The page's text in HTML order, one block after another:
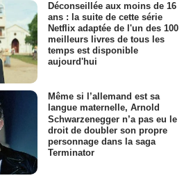
Déconseillée aux moins de 16
ans : la suite de cette série
Netflix adaptée de l'un des 100
meilleurs livres de tous les
temps est disponible
aujourd'hui
Même si l’allemand est sa
langue maternelle, Arnold
Schwarzenegger n’a pas eu le
droit de doubler son propre
personnage dans la saga
Terminator